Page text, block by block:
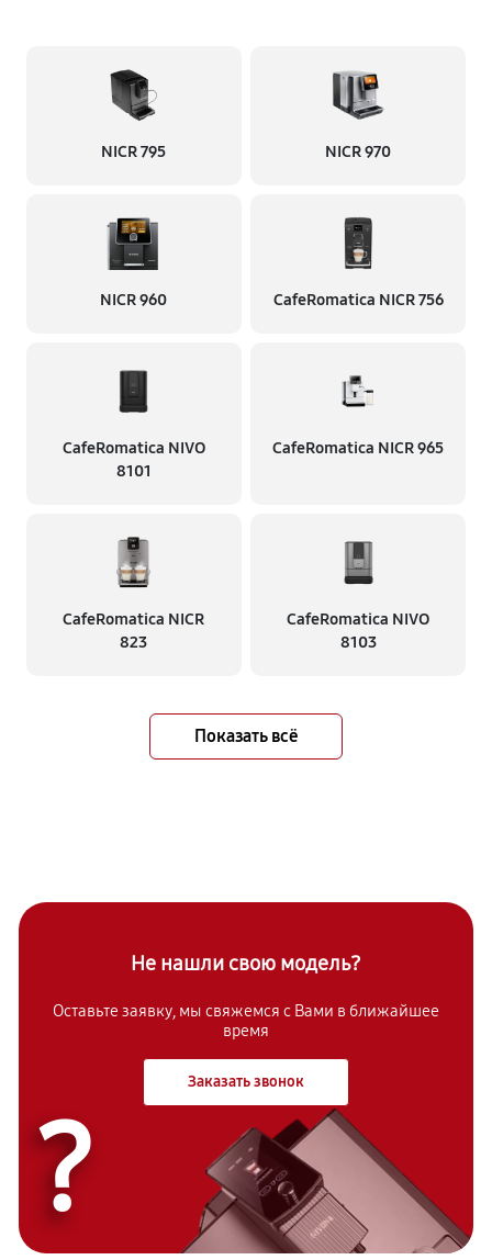
NICR 795 NICR 970
NICR 960 CafeRomatica NICR 756
CafeRomatica NIVO
8101
CafeRomatica NICR 965
CafeRomatica NICR
823
CafeRomatica NIVO
8103
Показать всё
Не нашли свою модель?
Оставьте заявку, мы свяжемся с Вами в ближайшее
время
Заказать звонок
?